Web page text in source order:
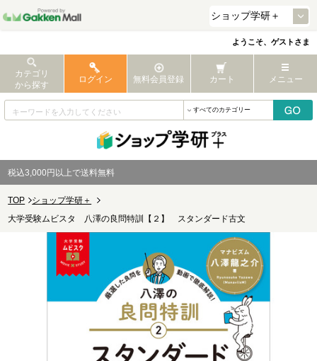
ようこそ、ゲストさま
カテゴリ
から探す
ログイン 無料会員登録 カート メニュー
税込3,000円以上で送料無料
TOP
ショップ学研＋
大学受験ムビスタ 八澤の良問特訓【２】 スタンダード古文